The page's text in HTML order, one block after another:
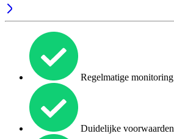
Regelmatige monitoring
Duidelijke voorwaarden